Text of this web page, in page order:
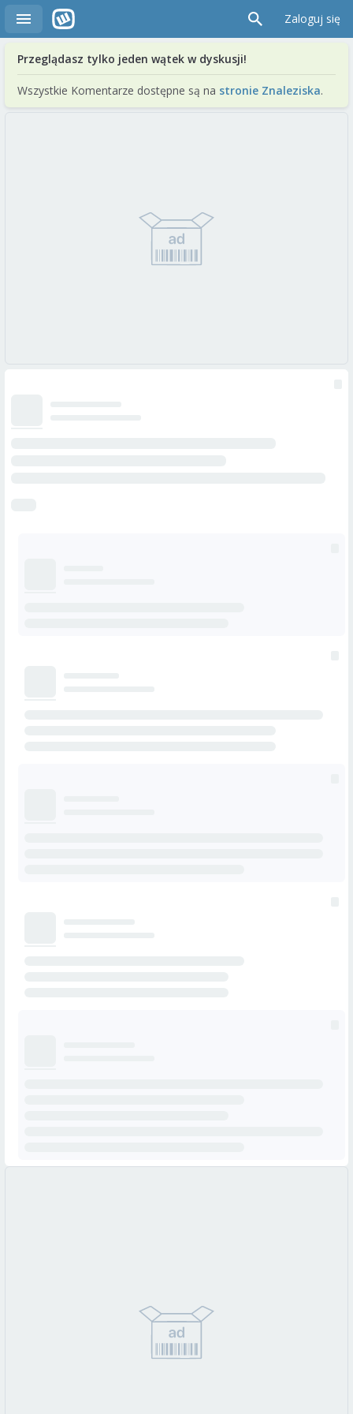
Zaloguj się
Przeglądasz tylko jeden wątek w dyskusji!
Wszystkie Komentarze dostępne są na stronie Znaleziska.